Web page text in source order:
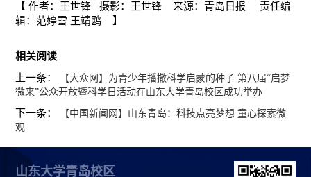
【 作者：王世锋 摄影：王世锋 来源：青岛日报 责任编
辑：范婷雪 王靖鸥 】
相关阅读
上一条：
【大众网】为青少年播撒科学启蒙的种子 第八届“启梦
微来”公众开放暨科学日活动在山东大学青岛校区成功举办
下一条：
【中国新闻网】山东青岛：科技点亮梦想 童心探索微
观
山东大学青岛校区